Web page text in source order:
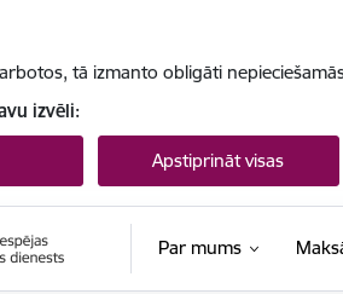
tā izmanto obligāti
izvēli:
Apstiprināt visas
Par mums